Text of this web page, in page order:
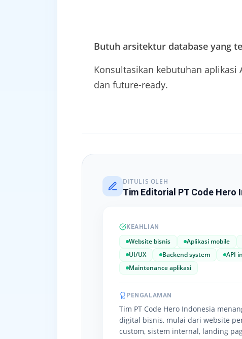
Butuh arsitektur database yang
Konsultasikan kebutuhan aplikasi
dan future-ready.
DITULIS OLEH
Tim Editorial PT Code Hero
KEAHLIAN
Website bisnis Aplikasi mobile
UI/UX
Backend system API
Maintenance aplikasi
PENGALAMAN
Tim PT Code Hero Indonesia
digital bisnis, mulai dari website
custom, sistem internal, landing